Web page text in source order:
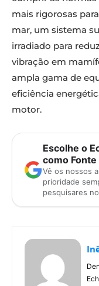
mais rigorosas
mar, um sistema
irradiado para
vibração em
ampla gama de
eficiência
motor.
Escolhe o
como
Vê os nossos
prioridade
pesquisares